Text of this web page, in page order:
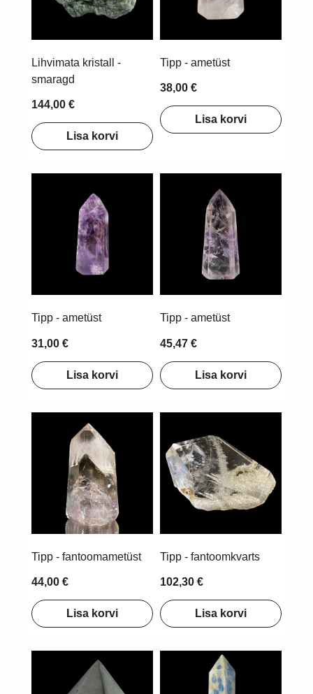
Lihvimata kristall -
smaragd
144,00 €
Lisa korvi
Tipp - ametüst
38,00 €
Lisa korvi
Tipp - ametüst
31,00 €
Lisa korvi
Tipp - ametüst
45,47 €
Lisa korvi
Tipp - fantoomametüst
44,00 €
Lisa korvi
Tipp - fantoomkvarts
102,30 €
Lisa korvi